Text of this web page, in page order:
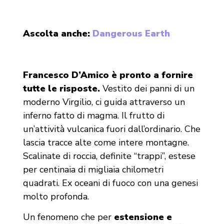
Ascolta anche: Dangerous Earth
Francesco D’Amico è pronto a fornire
tutte le risposte.Vestito dei panni di un
moderno Virgilio, ci guida attraverso un
inferno fatto di magma. Il frutto di
un’attività vulcanica fuori dall’ordinario. Che
lascia tracce alte come intere montagne.
Scalinate di roccia, definite “trappi”, estese
per centinaia di migliaia chilometri
quadrati. Ex oceani di fuoco con una genesi
molto profonda.
Un fenomeno che per estensione e